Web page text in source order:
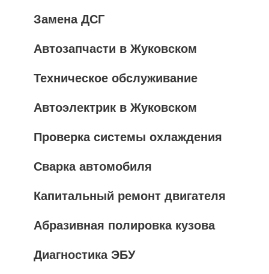
Замена ДСГ
Автозапчасти в Жуковском
Техническое обслуживание
Автоэлектрик в Жуковском
Проверка системы охлаждения
Сварка автомобиля
Капитальный ремонт двигателя
Абразивная полировка кузова
Диагностика ЭБУ